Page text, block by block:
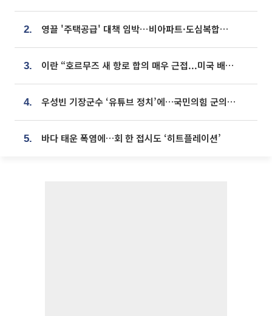
2. 영끌 '주택공급' 대책 임박⋯비아파트·도심복합까지 총동원
3. 이란 “호르무즈 새 항로 합의 매우 근접...미국 배상 먼저”
4. 우성빈 기장군수 ‘유튜브 정치’에…국민의힘 군의원들 집단 반발
5. 바다 태운 폭염에…회 한 접시도 ‘히트플레이션’